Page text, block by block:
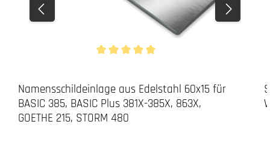
Namensschildeinlage aus Edelstahl 60x15 für
BASIC 385, BASIC Plus 381X-385X, 863X,
GOETHE 215, STORM 480